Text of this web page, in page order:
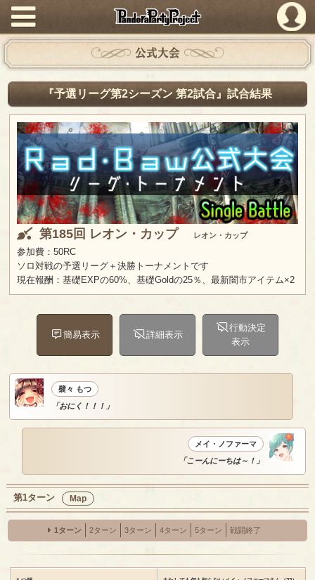
PandoraPartyProject
公式大会
『予選リーグ第2シーズン 第2試合』試合結果
第185回 レオン・カップ レオン・カップ
参加費：50RC
ソロ対戦の予選リーグ＋決勝トーナメントです
現在報酬：基礎EXPの60%、基礎Goldの25％、最新闇市アイテム×2
簡易表示 詳細表示
行動決定
表示
襞々 もつ
「おにく！！！」
メイ・ノファーマ
「こーんにーちは～！」
第1ターン Map
1ターン 2ターン 3ターン 4ターン 5ターン 戦闘終了